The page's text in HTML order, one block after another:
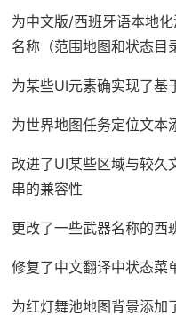
为中文版/西班牙语本地
名称（范围地图和状态目
为某些UI元素确实现了基
为世界地图任务定位文本
改进了UI某些区域与较久
串的兼容性
更改了一些武器名称的西
修复了中文翻译中状态菜
为红灯舞池地图背景添加